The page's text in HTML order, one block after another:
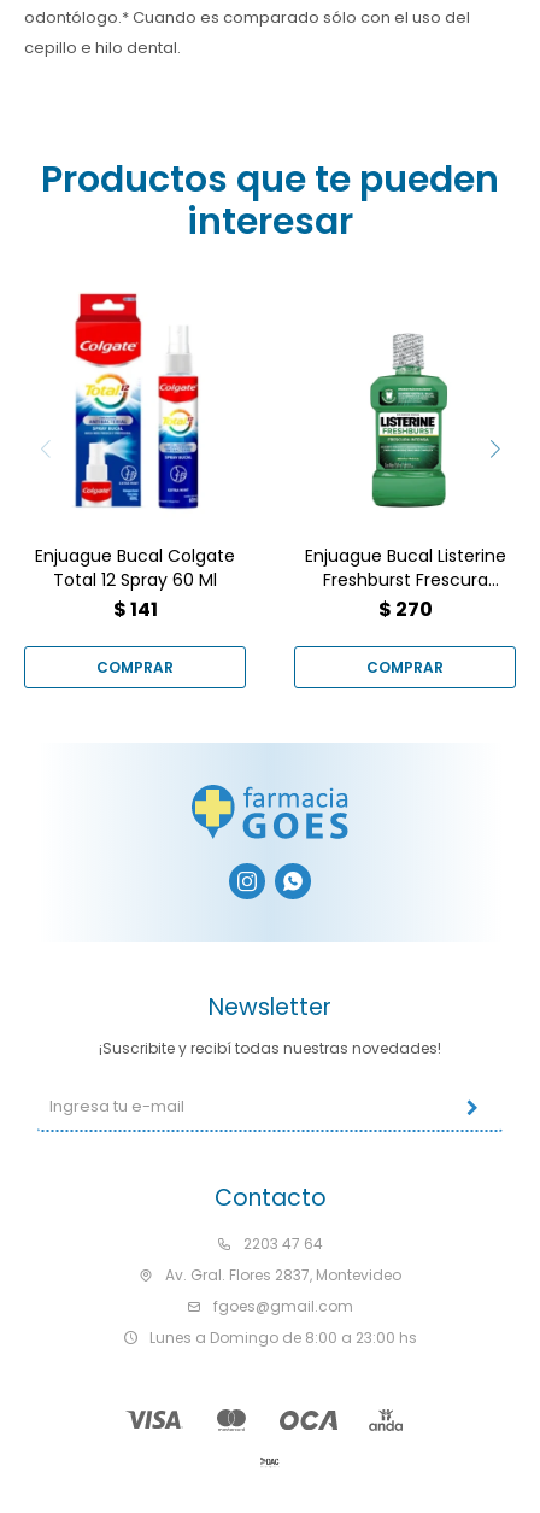
odontólogo.* Cuando es comparado sólo con el uso del
cepillo e hilo dental.
Productos que te pueden
interesar
Enjuague Bucal Colgate
Total 12 Spray 60 Ml
Enjuague Bucal Colgate
Total 12 Spray 60 Ml
$141
¡Transformá tu higiene! El
Listerine Freshburst 250ml
elimina el 99.9% de
bacterias, previene la
placa y te da 24h de
frescura intensa.
Compralo online en
Farmacia Goes al mejor
precio con un clic.
Enjuague Bucal Listerine
Freshburst Frescura
Intensa 250 ml
$ 270
 
Contacto
2203 47 64
Av. Gral. Flores 2837, Montevideo
fgoes@gmail.com
Lunes a Domingo de 8:00 a 23:00 hs
Newsletter
¡Suscribite y recibí todas nuestras novedades!